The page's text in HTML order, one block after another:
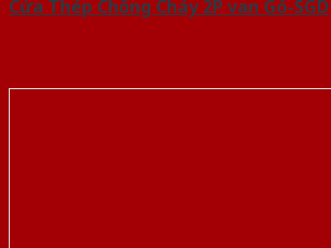
Cửa Thép Chống Cháy 2P van Gỗ-SGD